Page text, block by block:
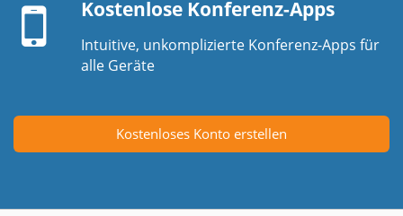
Kostenlose Konferenz-Apps
Intuitive, unkomplizierte Konferenz-Apps für
alle Geräte
Kostenloses Konto erstellen